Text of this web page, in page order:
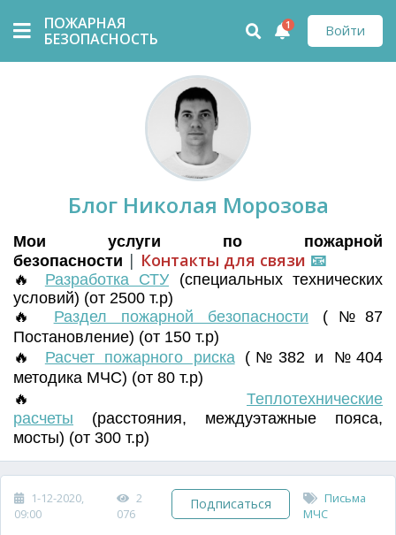
ПОЖАРНАЯ
БЕЗОПАСНОСТЬ
Войти
1
Блог Николая Морозова
Мои услуги по пожарной
безопасности | Контакты для связи 📧
🔥 Разработка СТУ (специальных технических
условий) (от 2500 т.р)
🔥 Раздел пожарной безопасности (№87
Постановление) (от 150 т.р)
🔥 Расчет пожарного риска(№382 и №404
методика МЧС) (от 80 т.р)
🔥 Теплотехнические
расчеты (расстояния, междуэтажные пояса,
мосты) (от 300 т.р)
1-12-2020,
09:00
2
076
Подписаться
Письма
МЧС